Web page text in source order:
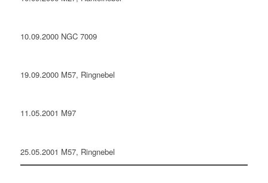
10.09.2000 NGC 7009
19.09.2000 M57, Ringnebel
11.05.2001 M97
25.05.2001 M57, Ringnebel